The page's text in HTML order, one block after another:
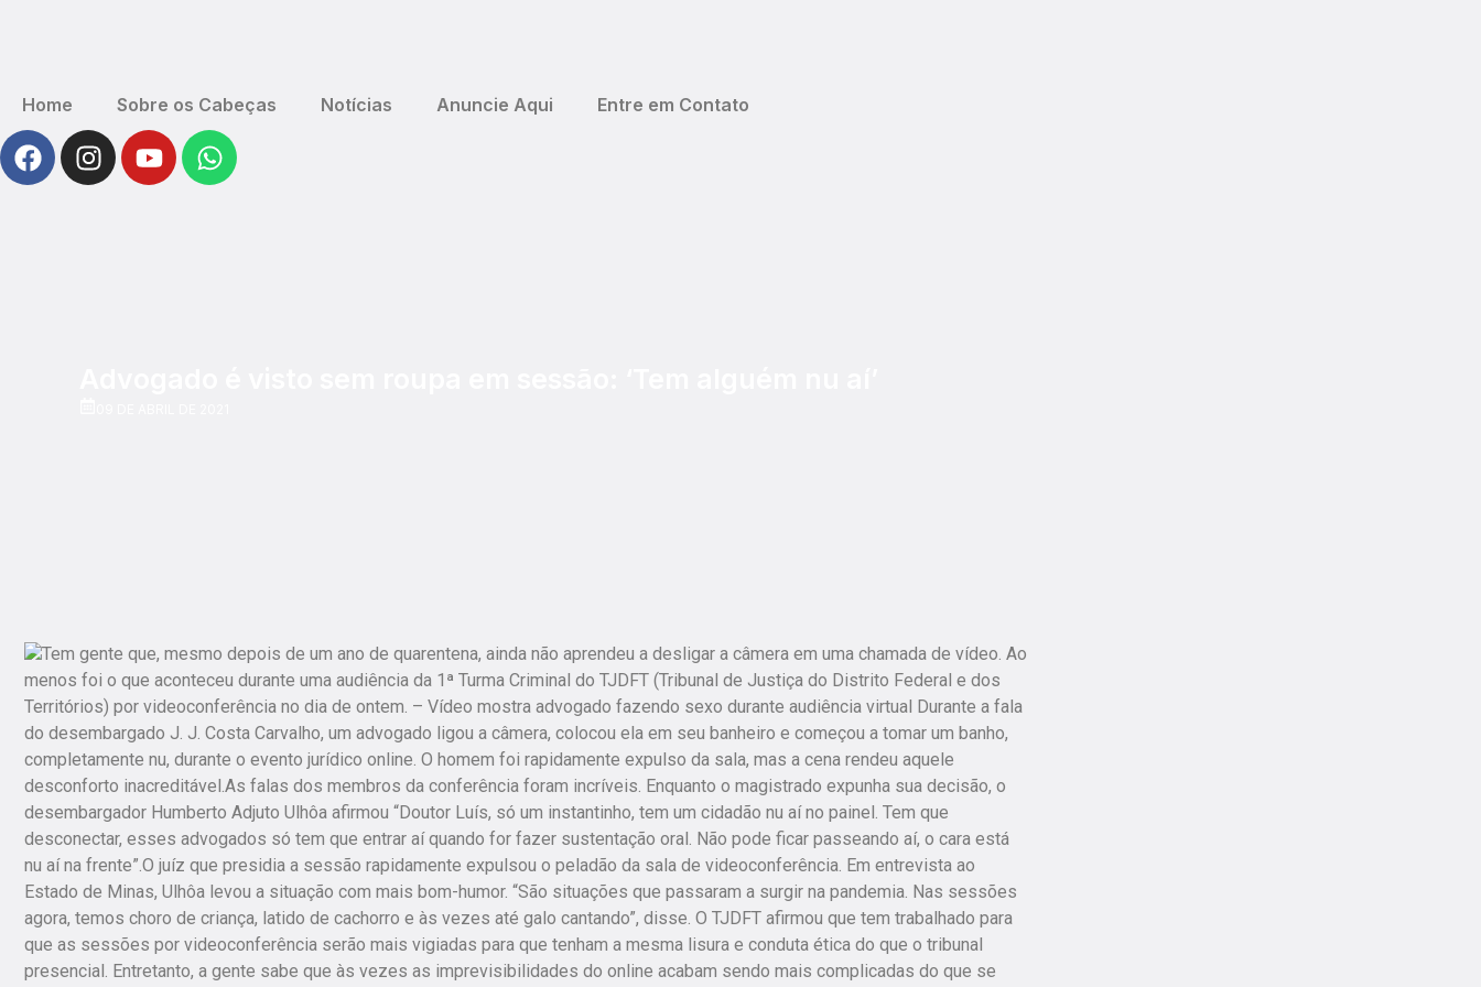
Home Sobre os Cabeças Notícias Anuncie Aqui Entre em Contato
Tem gente que, mesmo depois de um ano de quarentena, ainda não aprendeu a desligar a câmera em uma chamada de vídeo. Ao
menos foi o que aconteceu durante uma audiência da 1ª Turma Criminal do TJDFT (Tribunal de Justiça do Distrito Federal e dos
Territórios) por videoconferência no dia de ontem. – Vídeo mostra advogado fazendo sexo durante audiência virtual Durante a fala
do desembargado J. J. Costa Carvalho, um advogado ligou a câmera, colocou ela em seu banheiro e começou a tomar um banho,
completamente nu, durante o evento jurídico online. O homem foi rapidamente expulso da sala, mas a cena rendeu aquele
desconforto inacreditável.As falas dos membros da conferência foram incríveis. Enquanto o magistrado expunha sua decisão, o
desembargador Humberto Adjuto Ulhôa afirmou “Doutor Luís, só um instantinho, tem um cidadão nu aí no painel. Tem que
desconectar, esses advogados só tem que entrar aí quando for fazer sustentação oral. Não pode ficar passeando aí, o cara está
nu aí na frente”.O juíz que presidia a sessão rapidamente expulsou o peladão da sala de videoconferência. Em entrevista ao
Estado de Minas, Ulhôa levou a situação com mais bom-humor. “São situações que passaram a surgir na pandemia. Nas sessões
agora, temos choro de criança, latido de cachorro e às vezes até galo cantando”, disse. O TJDFT afirmou que tem trabalhado para
que as sessões por videoconferência serão mais vigiadas para que tenham a mesma lisura e conduta ética do que o tribunal
presencial. Entretanto, a gente sabe que às vezes as imprevisibilidades do online acabam sendo mais complicadas do que se